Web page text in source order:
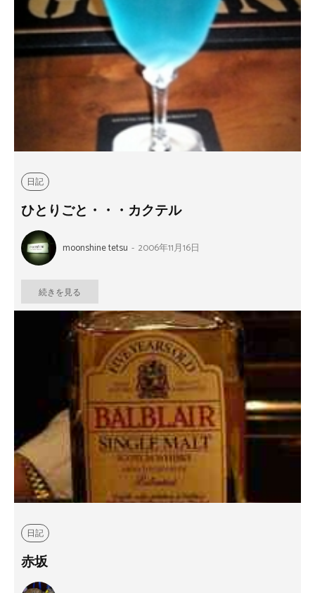
日記
ひとりごと・・・カクテル
moonshine tetsu - 2006年11月16日
続きを見る
日記
赤坂